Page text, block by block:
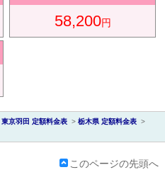
58,200円
東京羽田 定額料金表 > 栃木県 定額料金表 >
このページの先頭へ